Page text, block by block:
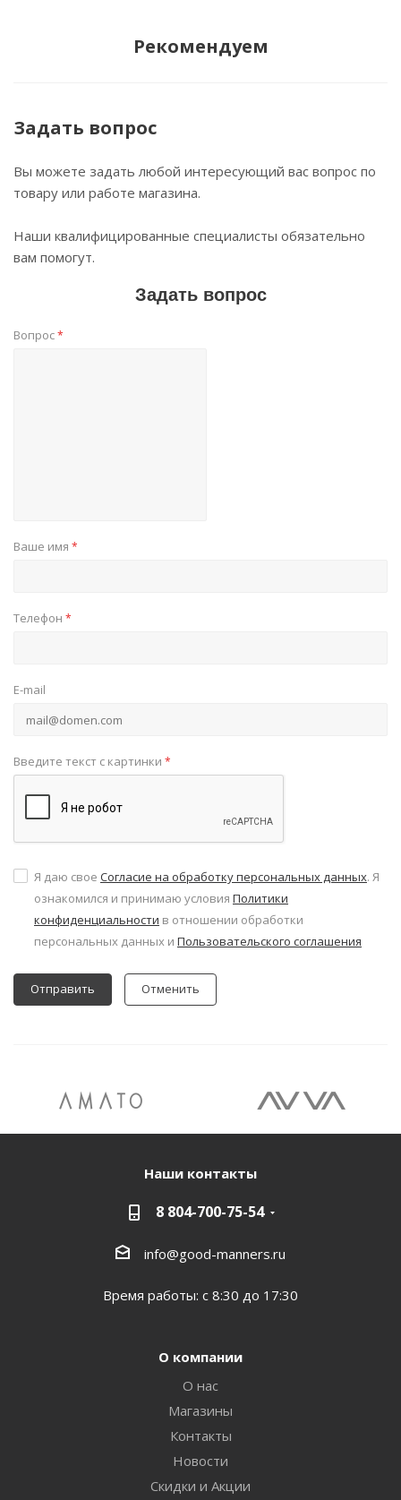
Рекомендуем
Задать вопрос
Вы можете задать любой интересующий вас вопрос по
товару или работе магазина.
Наши квалифицированные специалисты обязательно
вам помогут.
Задать вопрос
Вопрос*
Ваше имя *
Телефон *
E-mail
Введите текст с картинки *
Я даю свое Согласие на обработку персональных данных. Я
ознакомился и принимаю условия Политики
конфиденциальности в отношении обработки
персональных данных и Пользовательского соглашения
Отменить
Наши контакты
8 804-700-75-54
info@good-manners.ru
Время работы: с 8:30 до 17:30
О компании
О нас
Магазины
Контакты
Новости
Скидки и Акции